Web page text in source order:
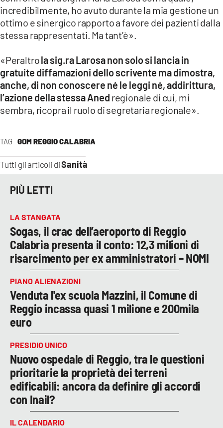
TAG GOM REGGIO CALABRIA
Tutti gli articoli diSanità
incredibilmente, ho avuto durante la mia gestione un
ottimo e sinergico rapporto a favore dei pazienti dalla
stessa rappresentati. Ma tant’è».
«Peraltrola sig.ra Larosa non solo si lancia in
gratuite diffamazioni dello scrivente ma dimostra,
anche, di non conoscere né le leggi né, addirittura,
l’azione della stessa Aned regionale di cui, mi
sembra, ricopra il ruolo di segretaria regionale».
PIÙ LETTI
LA STANGATA
Sogas, il crac dell’aeroporto di Reggio
Calabria presenta il conto: 12,3 milioni di
risarcimento per ex amministratori – NOMI
PIANO ALIENAZIONI
Venduta l'ex scuola Mazzini, il Comune di
Reggio incassa quasi 1 milione e 200mila
euro
PRESIDIO UNICO
Nuovo ospedale di Reggio, tra le questioni
prioritarie la proprietà dei terreni
edificabili: ancora da definire gli accordi
con Inail?
IL CALENDARIO